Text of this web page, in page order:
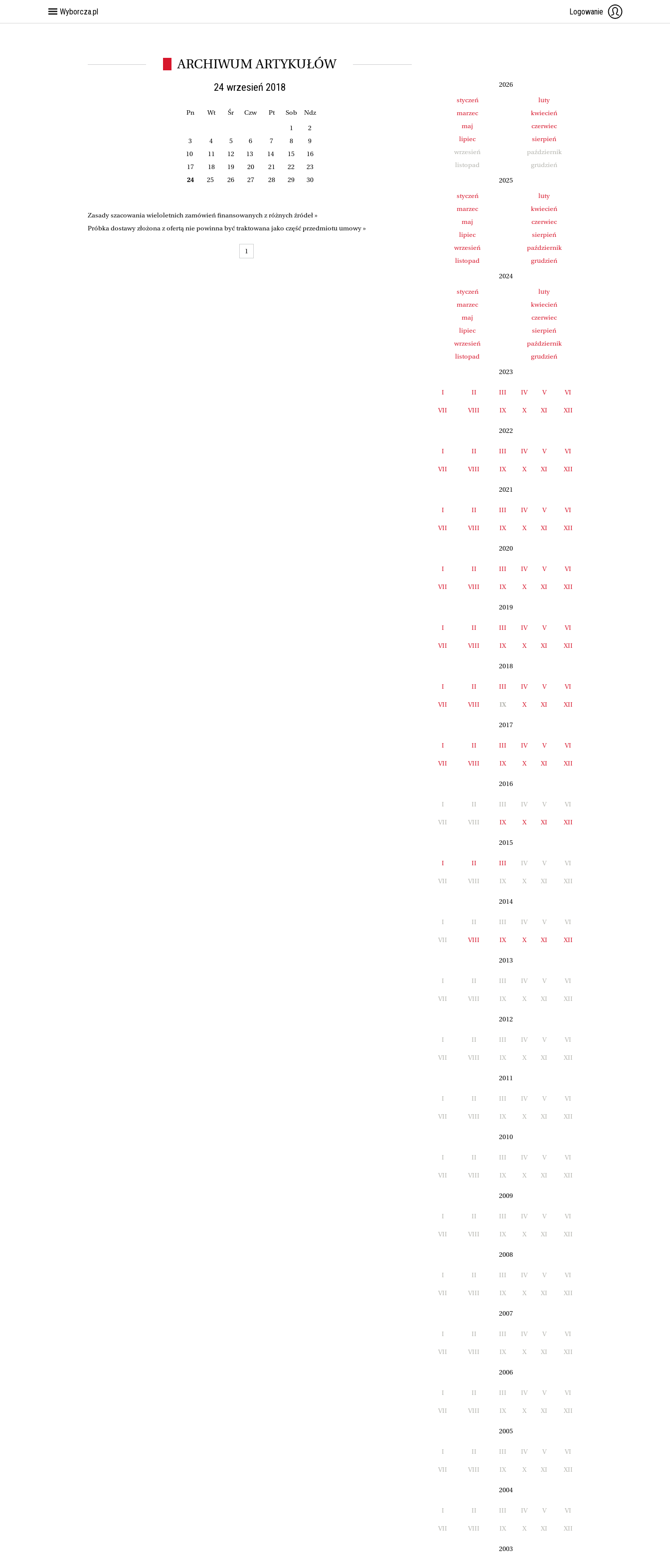
Wyborcza.pl Logowanie
ARCHIWUM ARTYKUŁÓW
24 wrzesień 2018
Pn Wt Śr Czw Pt Sob Ndz
1
2
3
4 5 6 7 8
9
10
11 12 13 14 15
16
17
18 19 20 21 22
23
24
25 26 27 28 29 30
Zasady szacowania wieloletnich zamówień finansowanych z różnych źródeł »
Próbka dostawy złożona z ofertą nie powinna być traktowana jako część przedmiotu umowy »
1
2026
styczeń
luty
marzec
kwiecień
maj
czerwiec
lipiec
sierpień
wrzesień
październik
listopad
grudzień
2025
styczeń
luty
marzec
kwiecień
maj
czerwiec
lipiec
sierpień
wrzesień
październik
listopad
grudzień
2024
styczeń
luty
marzec
kwiecień
maj
czerwiec
lipiec
sierpień
wrzesień
październik
listopad
grudzień
2023
I II III IV V VI
VII VIII IX X XI XII
2022
I II III IV V VI
VII VIII IX X XI XII
2021
I II III IV V VI
VII VIII IX X XI XII
2020
I II III IV V VI
VII VIII IX X XI XII
2019
I II III IV V VI
VII VIII IX X XI XII
2018
I II III IV V VI
VII VIII IX X XI XII
2017
I II III IV V VI
VII VIII IX X XI XII
2016
I II III IV V VI
VII VIII IX X XI XII
2015
I II III IV V VI
VII VIII IX X XI XII
2014
I II III IV V VI
VII VIII IX X XI XII
2013
I II III IV V VI
VII VIII IX X XI XII
2012
I II III IV V VI
VII VIII IX X XI XII
2011
I II III IV V VI
VII VIII IX X XI XII
2010
I II III IV V VI
VII VIII IX X XI XII
2009
I II III IV V VI
VII VIII IX X XI XII
2008
I II III IV V VI
VII VIII IX X XI XII
2007
I II III IV V VI
VII VIII IX X XI XII
2006
I II III IV V VI
VII VIII IX X XI XII
2005
I II III IV V VI
VII VIII IX X XI XII
2004
I II III IV V VI
VII VIII IX X XI XII
2003